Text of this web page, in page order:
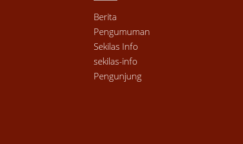
Berita
Pengumuman
Sekilas Info
sekilas-info
Pengunjung